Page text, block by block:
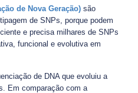
de Nova Geração) são
de SNPs, porque podem
e precisa milhares de SNPs
funcional e evolutiva em
de DNA que evoluiu a
Em comparação com a